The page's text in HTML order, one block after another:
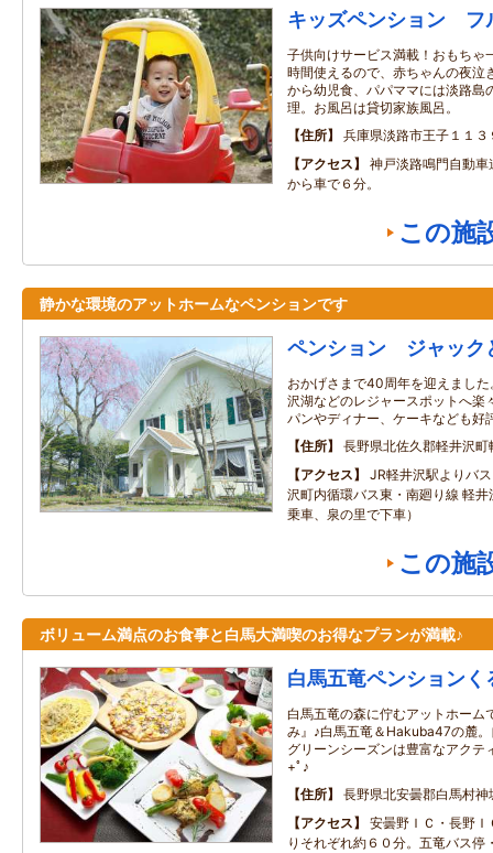
キッズペンション フ
子供向けサービス満載！おもちゃ
時間使えるので、赤ちゃんの夜泣
から幼児食、パパママには淡路島
理。お風呂は貸切家族風呂。
住所
兵庫県淡路市王子１１３
アクセス
神戸淡路鳴門自動
から車で６分。
この施
静かな環境のアットホームなペンションです
ペンション ジャック
おかげさまで40周年を迎えまし
沢湖などのレジャースポットへ楽
パンやディナー、ケーキなども好
住所
長野県北佐久郡軽井沢
アクセス
JR軽井沢駅よりバ
沢町内循環バス東・南廻り線 軽
乗車、泉の里で下車）
この施
ボリューム満点のお食事と白馬大満喫のお得なプランが満載♪
白馬五竜ペンションく
白馬五竜の森に佇むアットホーム
み』♪白馬五竜＆Hakuba47の麓
グリーンシーズンは豊富なアクテ
+ﾟ♪
住所
長野県北安曇郡白馬村
アクセス
安曇野ＩＣ・長野
りそれぞれ約６０分。五竜バス停